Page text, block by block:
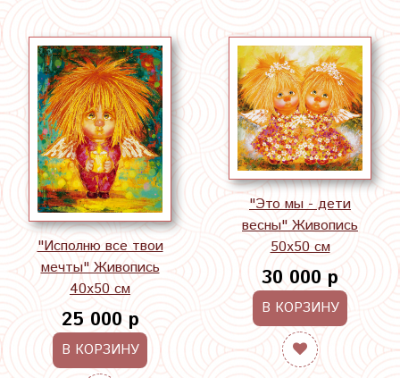
"Исполню все твои
мечты" Живопись
40х50 см
25 000 р
В КОРЗИНУ
"Это мы - дети
весны" Живопись
50х50 см
30 000 р
В КОРЗИНУ